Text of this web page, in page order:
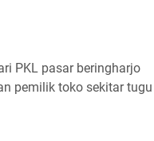
PKL pasar beringharjo
pemilik toko sekitar tugu